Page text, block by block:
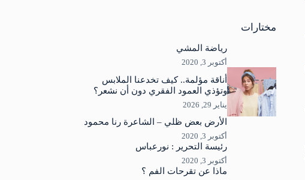
نتائج
مختارات
رياضة المشي
أكتوبر 3, 2020
أناقة مؤلمة.. كيف تخدعنا الملابس
وتؤذي العمود الفقري دون أن نشعر؟
يناير 29, 2026
الأرض بعض ظلي – الشاعرة رنا محمود
أكتوبر 3, 2020
رئيسة التحرير : نورعباس
أكتوبر 3, 2020
ماذا عن تقرحات الفم ؟